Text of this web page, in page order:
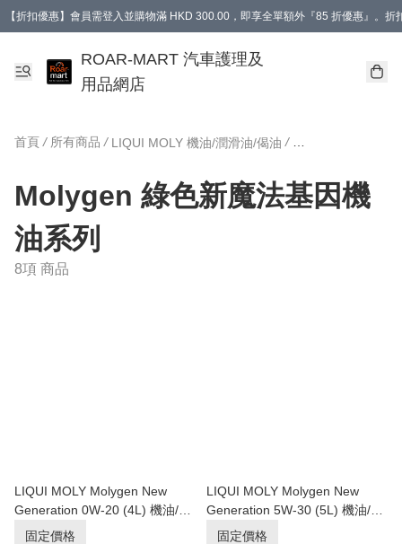
【折扣優惠】會員需登入並購物滿 HKD 300.00，即享全單額外『85 折優惠』。
【會員禮遇】會員消費滿 HKD 400.00，即可獲贈【德國LIQUI MOLY 汽車風口香
ROAR-MART 汽車護理及
用品網店
首頁 / 所有商品 / LIQUI MOLY 機油/潤滑油/偈油 /
Molygen 綠色新魔法基因機
油系列
8項 商品
LIQUI MOLY Molygen New
Generation 0W-20 (4L) 機油/潤
滑油/偈油【原裝行貨】
固定價格
LIQUI MOLY Molygen New
Generation 5W-30 (5L) 機油/潤
滑油/偈油【原裝行貨】
固定價格